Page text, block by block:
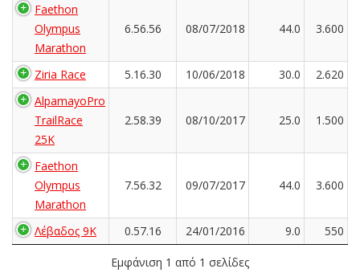
Faethon
Olympus
Marathon
6.56.56 08/07/2018 44.0 3.600
Ziria Race 5.16.30 10/06/2018 30.0
2.620
AlpamayoPro
TrailRace
25K
2.58.39 08/10/2017 25.0 1.500
Faethon
Olympus
Marathon
7.56.32 09/07/2017 44.0 3.600
Λέβαδος 9K 0.57.16 24/01/2016 9.0 550
Εμφάνιση 1 από 1 σελίδες